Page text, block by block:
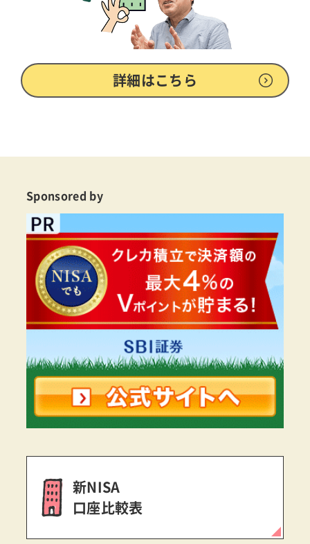
詳細はこちら
Sponsored by
新NISA
口座比較表